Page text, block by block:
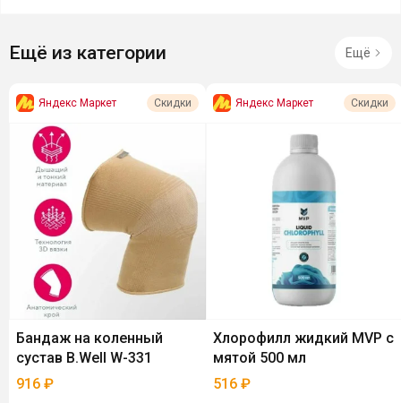
Ещё из категории Ещё
Яндекс Маркет Скидки
Бандаж на коленный
сустав B.Well W-331
916 ₽
Яндекс Маркет Скидки
Хлорофилл жидкий MVP с
мятой 500 мл
516 ₽